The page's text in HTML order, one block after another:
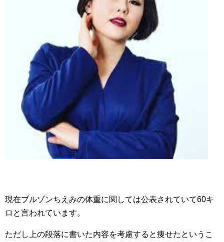
現在ブルゾンちえみの体重に関しては公表されていて60キ
ロと言われています。
ただし上の段落に書いた内容を考慮すると痩せたというこ